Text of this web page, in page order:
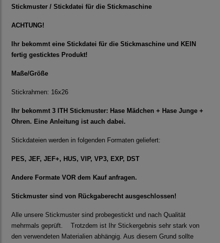
Stickmuster / Stickdatei für die Stickmaschine
ACHTUNG!
Ihr bekommt eine Stickdatei für die Stickmaschine und KEIN
fertig gesticktes Produkt!
Maße/Größe
Stickrahmen: 16x26
Ihr bekommt 3 ITH Stickmuster: Hase Mädchen + Hase Junge +
Ohren. Eine Anleitung ist auch dabei.
Stickdateien werden in folgenden Formaten geliefert:
PES, JEF, JEF+, HUS, VIP, VP3, EXP, DST
Andere Formate VOR dem Kauf anfragen.
Stickmuster sind von Rückgaberecht ausgeschlossen!
Alle unsere Stickmuster sind probegestickt und nach Qualität
mehrmals geprüft. Trotzdem ist Ihr Stickergebnis sehr stark von
den verwendeten Materialien abhängig. Aus diesem Grund sollte